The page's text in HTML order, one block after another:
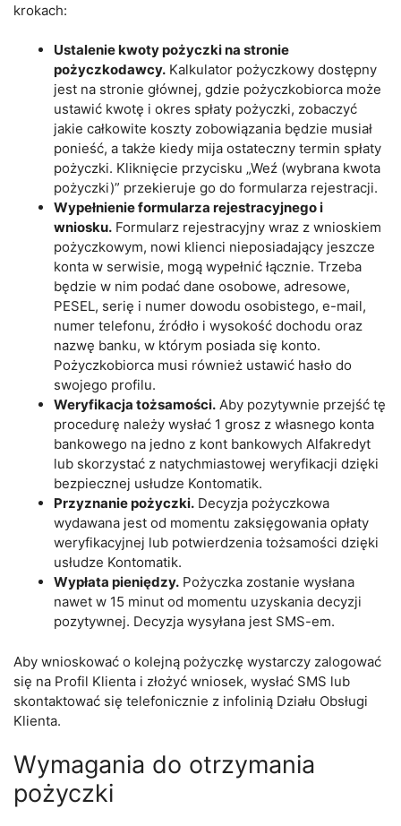
krokach:
Ustalenie kwoty pożyczki na stronie
pożyczkodawcy. Kalkulator pożyczkowy dostępny
jest na stronie głównej, gdzie pożyczkobiorca może
ustawić kwotę i okres spłaty pożyczki, zobaczyć
jakie całkowite koszty zobowiązania będzie musiał
ponieść, a także kiedy mija ostateczny termin spłaty
pożyczki. Kliknięcie przycisku „Weź (wybrana kwota
pożyczki)” przekieruje go do formularza rejestracji.
Wypełnienie formularza rejestracyjnego i
wniosku. Formularz rejestracyjny wraz z wnioskiem
pożyczkowym, nowi klienci nieposiadający jeszcze
konta w serwisie, mogą wypełnić łącznie. Trzeba
będzie w nim podać dane osobowe, adresowe,
PESEL, serię i numer dowodu osobistego, e-mail,
numer telefonu, źródło i wysokość dochodu oraz
nazwę banku, w którym posiada się konto.
Pożyczkobiorca musi również ustawić hasło do
swojego profilu.
Weryfikacja tożsamości. Aby pozytywnie przejść tę
procedurę należy wysłać 1 grosz z własnego konta
bankowego na jedno z kont bankowych Alfakredyt
lub skorzystać z natychmiastowej weryfikacji dzięki
bezpiecznej usłudze Kontomatik.
Przyznanie pożyczki. Decyzja pożyczkowa
wydawana jest od momentu zaksięgowania opłaty
weryfikacyjnej lub potwierdzenia tożsamości dzięki
usłudze Kontomatik.
Wypłata pieniędzy. Pożyczka zostanie wysłana
nawet w 15 minut od momentu uzyskania decyzji
pozytywnej. Decyzja wysyłana jest SMS-em.
Aby wnioskować o kolejną pożyczkę wystarczy zalogować
się na Profil Klienta i złożyć wniosek, wysłać SMS lub
skontaktować się telefonicznie z infolinią Działu Obsługi
Klienta.
Wymagania do otrzymania
pożyczki